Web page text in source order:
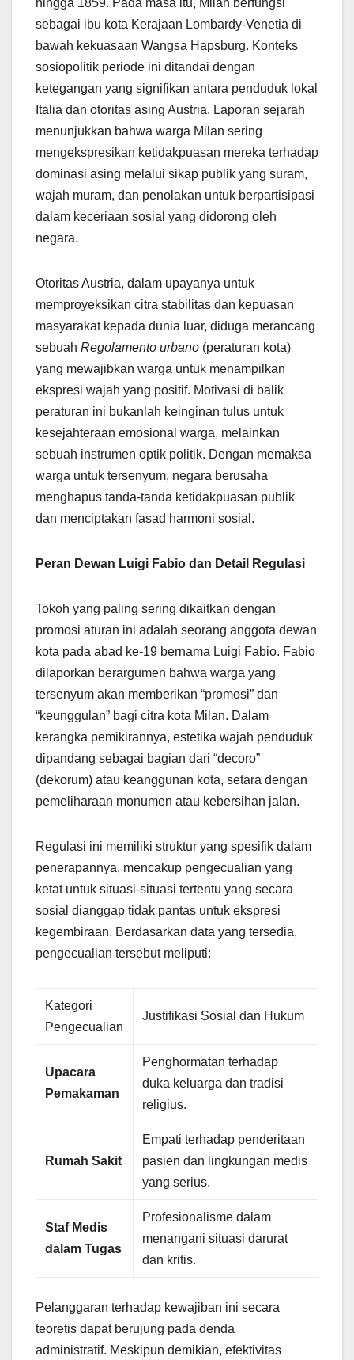
hingga 1859. Pada masa itu, Milan berfungsi
sebagai ibu kota Kerajaan Lombardy-Venetia di
bawah kekuasaan Wangsa Hapsburg. Konteks
sosiopolitik periode ini ditandai dengan
ketegangan yang signifikan antara penduduk lokal
Italia dan otoritas asing Austria. Laporan sejarah
menunjukkan bahwa warga Milan sering
mengekspresikan ketidakpuasan mereka terhadap
dominasi asing melalui sikap publik yang suram,
wajah muram, dan penolakan untuk berpartisipasi
dalam keceriaan sosial yang didorong oleh
negara.
Otoritas Austria, dalam upayanya untuk
memproyeksikan citra stabilitas dan kepuasan
masyarakat kepada dunia luar, diduga merancang
sebuah Regolamento urbano (peraturan kota)
yang mewajibkan warga untuk menampilkan
ekspresi wajah yang positif. Motivasi di balik
peraturan ini bukanlah keinginan tulus untuk
kesejahteraan emosional warga, melainkan
sebuah instrumen optik politik. Dengan memaksa
warga untuk tersenyum, negara berusaha
menghapus tanda-tanda ketidakpuasan publik
dan menciptakan fasad harmoni sosial.
Peran Dewan Luigi Fabio dan Detail Regulasi
Tokoh yang paling sering dikaitkan dengan
promosi aturan ini adalah seorang anggota dewan
kota pada abad ke-19 bernama Luigi Fabio. Fabio
dilaporkan berargumen bahwa warga yang
tersenyum akan memberikan “promosi” dan
“keunggulan” bagi citra kota Milan. Dalam
kerangka pemikirannya, estetika wajah penduduk
dipandang sebagai bagian dari “decoro”
(dekorum) atau keanggunan kota, setara dengan
pemeliharaan monumen atau kebersihan jalan.
Regulasi ini memiliki struktur yang spesifik dalam
penerapannya, mencakup pengecualian yang
ketat untuk situasi-situasi tertentu yang secara
sosial dianggap tidak pantas untuk ekspresi
kegembiraan. Berdasarkan data yang tersedia,
pengecualian tersebut meliputi:
Kategori
Pengecualian
Justifikasi Sosial dan Hukum
Upacara
Pemakaman
Penghormatan terhadap
duka keluarga dan tradisi
religius.
Rumah Sakit
Empati terhadap penderitaan
pasien dan lingkungan medis
yang serius.
Staf Medis
dalam Tugas
Profesionalisme dalam
menangani situasi darurat
dan kritis.
Pelanggaran terhadap kewajiban ini secara
teoretis dapat berujung pada denda
administratif. Meskipun demikian, efektivitas